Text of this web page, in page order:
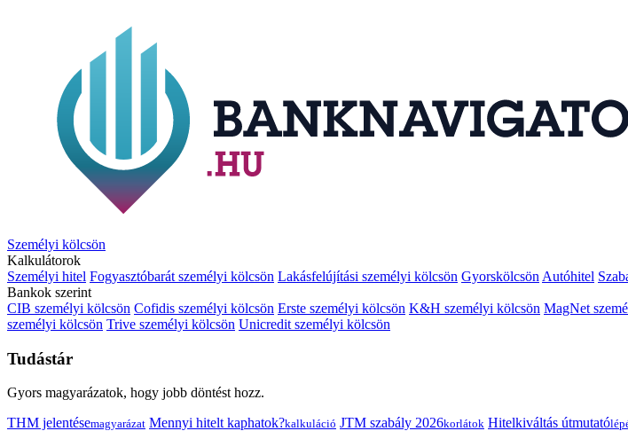
Személyi kölcsön
Kalkulátorok
Személyi hitel Fogyasztóbarát személyi kölcsön Lakásfelújítási személyi kölcsön Gyorskölcsön Autóhitel
Bankok szerint
CIB személyi kölcsön Cofidis személyi kölcsön Erste személyi kölcsön K&H személyi kölcsön MagNet
személyi kölcsön Trive személyi kölcsön Unicredit személyi kölcsön
Tudástár
Gyors magyarázatok, hogy jobb döntést hozz.
THM jelentésemagyarázat Mennyi hitelt kaphatok?kalkuláció JTM szabály 2026korlátok Hitelkiváltás útmutató